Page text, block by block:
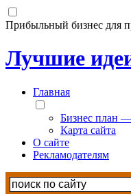
Прибыльный бизнес для
Лучшие
Главная
Бизнес план
Карта сайта
О сайте
Рекламодателям